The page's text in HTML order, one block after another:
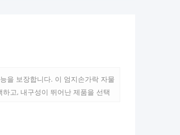
을 보장합니다. 이 엄지손가락 자물
고, 내구성이 뛰어난 제품을 선택